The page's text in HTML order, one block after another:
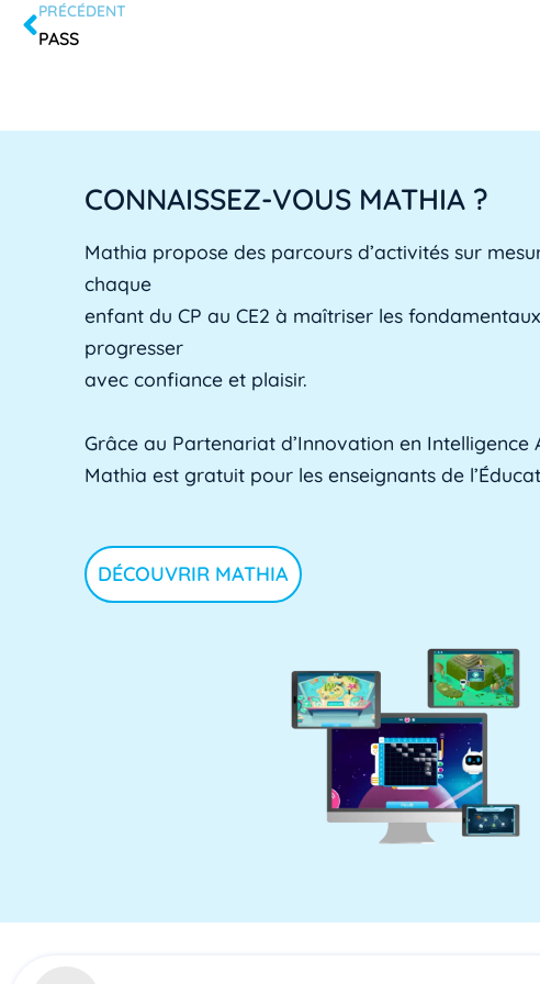
PRÉCÉDENT
PASS
CONNAISSEZ-VOUS MATHIA ?
Mathia propose des parcours d’activités sur
chaque
enfant du CP au CE2 à maîtriser les
progresser
avec confiance et plaisir.
Grâce au Partenariat d’Innovation en Intelligence
Mathia est gratuit pour les enseignants de
DÉCOUVRIR MATHIA